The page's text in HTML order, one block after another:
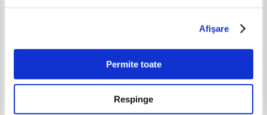
Afişare
Permite toate
Respinge
Adaugă în coș Adaugă în coș